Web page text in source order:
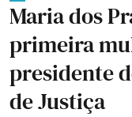
Maria dos
primeira
presidente
de Justiça